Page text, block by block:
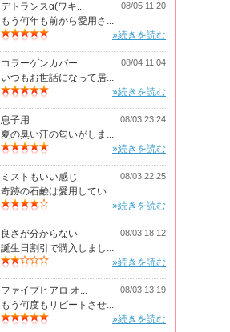
デトランスα(ワキ... 08/05 11:20
もう何年も前から愛用さ...
»続きを読む
コラーゲンカバー... 08/04 11:04
いつもお世話になって居...
»続きを読む
息子用 08/03 23:24
夏の臭い汗の匂いがしま...
»続きを読む
ミストもいい感じ 08/03 22:25
奇跡の石鹸は愛用してい...
»続きを読む
良さが分からない 08/03 18:12
誕生日割引で購入しまし...
»続きを読む
ファイブヒアロ オ... 08/03 13:19
もう何度もリピートさせ...
»続きを読む